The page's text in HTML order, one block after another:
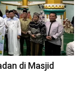
di Masjid